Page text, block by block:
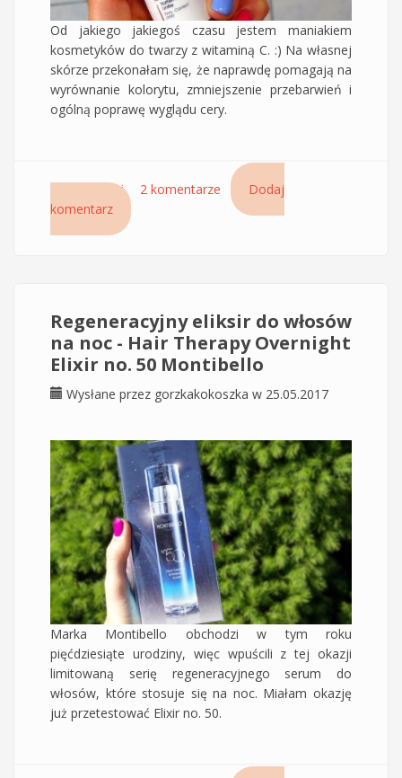
Od jakiego jakiegoś czasu jestem maniakiem
kosmetyków do twarzy z witaminą C. :) Na własnej
skórze przekonałam się, że naprawdę pomagają na
wyrównanie kolorytu, zmniejszenie przebarwień i
ogólną poprawę wyglądu cery.
Czytaj dalejwpis Antyoksydacyjne serum do twarzy
DUOLYS.CE ACM z witaminą C
2 komentarze
Dodaj
komentarz
Regeneracyjny eliksir do włosów
na noc - Hair Therapy Overnight
Elixir no. 50 Montibello
Wysłane przez gorzkakokoszka w 25.05.2017
Marka Montibello obchodzi w tym roku
pięćdziesiąte urodziny, więc wpuścili z tej okazji
limitowaną serię regeneracyjnego serum do
włosów, które stosuje się na noc. Miałam okazję
już przetestować Elixir no. 50.